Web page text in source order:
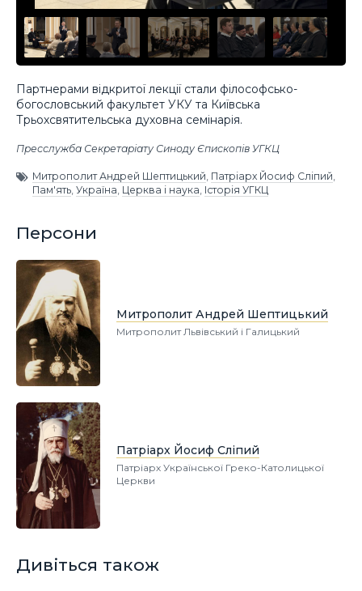
Партнерами відкритої лекції стали філософсько-
богословський факультет УКУ та Київська
Трьохсвятительська духовна семінарія.
Пресслужба Секретаріату Синоду Єпископів УГКЦ
Митрополит Андрей Шептицький, Патріарх Йосиф Сліпий,
Пам'ять, Україна, Церква і наука, Історія УГКЦ
Персони
Митрополит Андрей Шептицький
Митрополит Львівський і Галицький
Патріарх Йосиф Сліпий
Патріарх Української Греко-Католицької
Церкви
Дивіться також